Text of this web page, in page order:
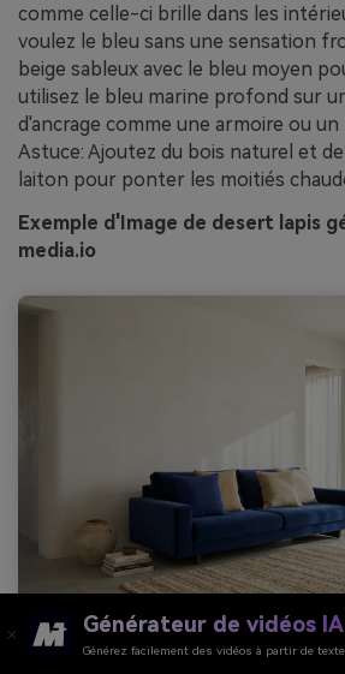
comme celle-ci brille dans les
voulez le bleu sans une sensation
beige sableux avec le bleu moyen
utilisez le bleu marine profond sur
d'ancrage comme une armoire ou un
Astuce: Ajoutez du bois naturel et
laiton pour ponter les moitiés
Exemple d'Image de desert lapis
media.io
Prompt: style intérieur réaliste du salon,
Générateur de vidéos IA
Générez facilement des vidéos à partir de